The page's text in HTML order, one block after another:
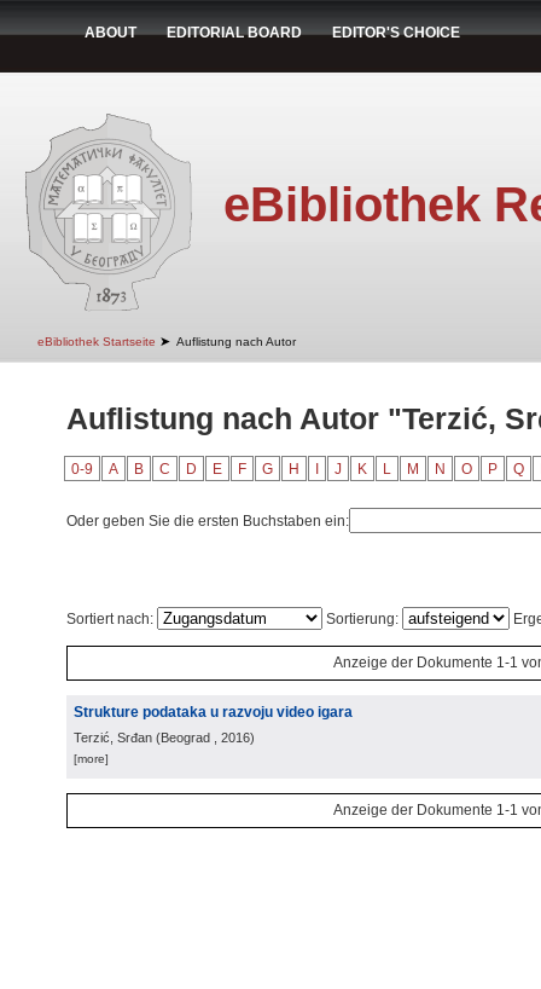
ABOUT EDITORIAL BOARD EDITOR'S CHOICE
eBibliothek
eBibliothek Startseite ➤ Auflistung nach Autor
Auflistung nach Autor "Terzić,
0-9 A B C D E F G H J K L M N O P Q
Oder geben Sie die ersten Buchstaben ein:
Sortiert nach: Sortierung:
Anzeige der Dokumente 1-1
Strukture podataka u razvoju video igara
Terzić, Srđan (Beograd , 2016)
[more]
Anzeige der Dokumente 1-1